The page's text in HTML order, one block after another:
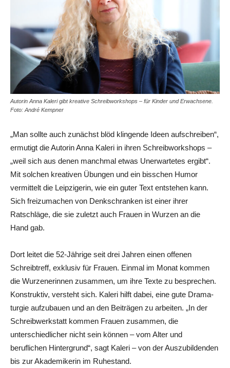
Autorin Anna Kaleri gibt kreative Schreibworkshops – für Kinder und Erwachsene.
Foto: André Kempner
„Man sollte auch zunächst blöd klingende Ideen aufschreiben“,
ermutigt die ­Autorin Anna Kaleri in ihren Schreibworkshops –
„weil sich aus denen manchmal etwas Unerwartetes ergibt“.
Mit solchen kreativen Übungen und ein ­bisschen Humor
vermittelt die Leipzigerin, wie ein guter Text entstehen kann.
Sich freizumachen von Denkschranken ist einer ihrer
Ratschläge, die sie zuletzt auch Frauen in Wurzen an die
Hand gab.
Dort leitet die ­52-Jährige seit drei Jahren einen offenen
Schreibtreff, exklusiv für Frauen. Einmal im Monat kommen
die Wurzenerinnen zusammen, um ihre Texte zu besprechen.
Konstruktiv, versteht sich. Kaleri hilft dabei, eine gute Drama­
turgie aufzubauen und an den Beiträgen zu arbeiten. „In der
Schreibwerkstatt kommen Frauen zusammen, die
unterschied­licher nicht sein können – vom Alter und
beruflichen Hintergrund“, sagt Kaleri – von der Auszubildenden
bis zur Akademikerin im Ruhestand.